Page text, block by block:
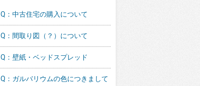
Q：中古住宅の購入について
Q：間取り図（？）について
Q：壁紙・ベッドスプレッド
Q：ガルバリウムの色につきまして